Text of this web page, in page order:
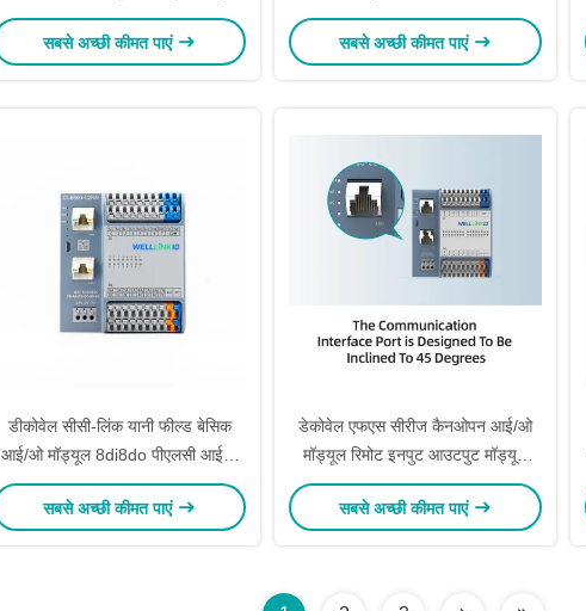
CA-HH00-C1NN
सबसे अच्छी कीमत पाएं
सिस्टम के लिए CI-0S00-N1NN
सबसे अच्छी कीमत पाएं
डीकोवेल सीसी-लिंक यानी फील्ड बेसिक
आई/ओ मॉड्यूल 8di8do पीएलसी आईओ
मॉड्यूल ODM CI-8800-C2NN
सबसे अच्छी कीमत पाएं
डेकोवेल एफएस सीरीज कैनओपन आई/ओ
मॉड्यूल रिमोट इनपुट आउटपुट मॉड्यूल
RoHS CA-8800-C1NN
सबसे अच्छी कीमत पाएं